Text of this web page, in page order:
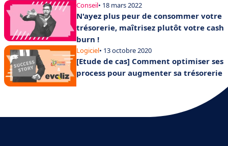
Conseil• 18 mars 2022
N'ayez plus peur de consommer votre
trésorerie, maîtrisez plutôt votre cash
burn !
Logiciel• 13 octobre 2020
[Etude de cas] Comment optimiser ses
process pour augmenter sa trésorerie